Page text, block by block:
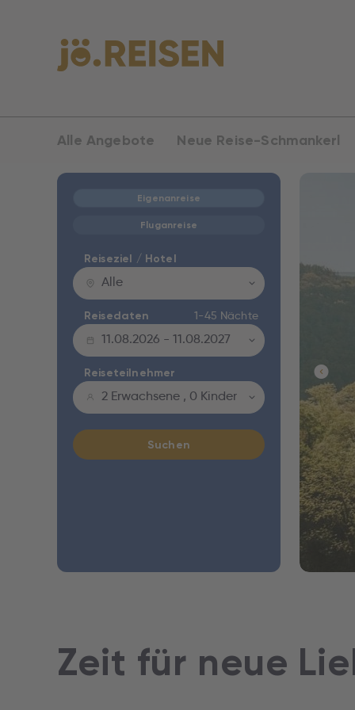
Alle Angebote Neue Reise-Schmankerl
Eigenanreise
Fluganreise
Reiseziel / Hotel
Alle
Reisedaten 1-45 Nächte
11.08.2026 - 11.08.2027
Reiseteilnehmer
2 Erwachsene , 0 Kinder
Suchen
Zeit für neue